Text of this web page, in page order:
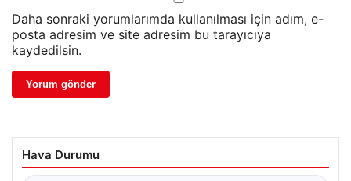
Daha sonraki yorumlarımda kullanılması için adım, e-
posta adresim ve site adresim bu tarayıcıya
kaydedilsin.
Hava Durumu